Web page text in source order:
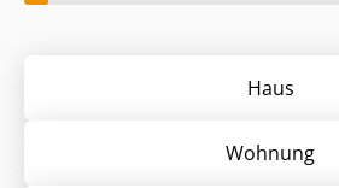
Haus
Wohnung